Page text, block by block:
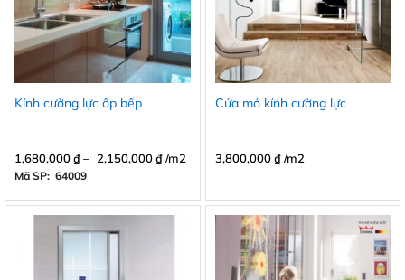
Kính cường lực ốp bếp
1,680,000₫– 2,150,000₫/m2
Mã SP: 64009
Cửa mở kính cường lực
3,800,000₫/m2